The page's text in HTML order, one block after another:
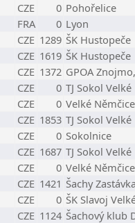
CZE 0 Pohořelice
FRA 0 Lyon
CZE 1289 ŠK Hustopeče
CZE 1619 ŠK Hustopeče
CZE 1372 GPOA
CZE 0 TJ Sokol
CZE 0 Velké Němčice
CZE 1853 TJ Sokol
CZE 0 Sokolnice
CZE 1687 TJ Sokol
CZE 0 Velké Němčice
CZE 1421 Šachy
CZE 0 ŠK Slavoj
CZE 1124 Šachový klub